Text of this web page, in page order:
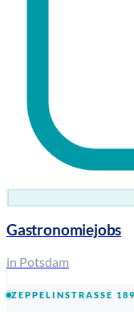
Gastronomiejobs
in Potsdam
ZEPPELINSTRASSE